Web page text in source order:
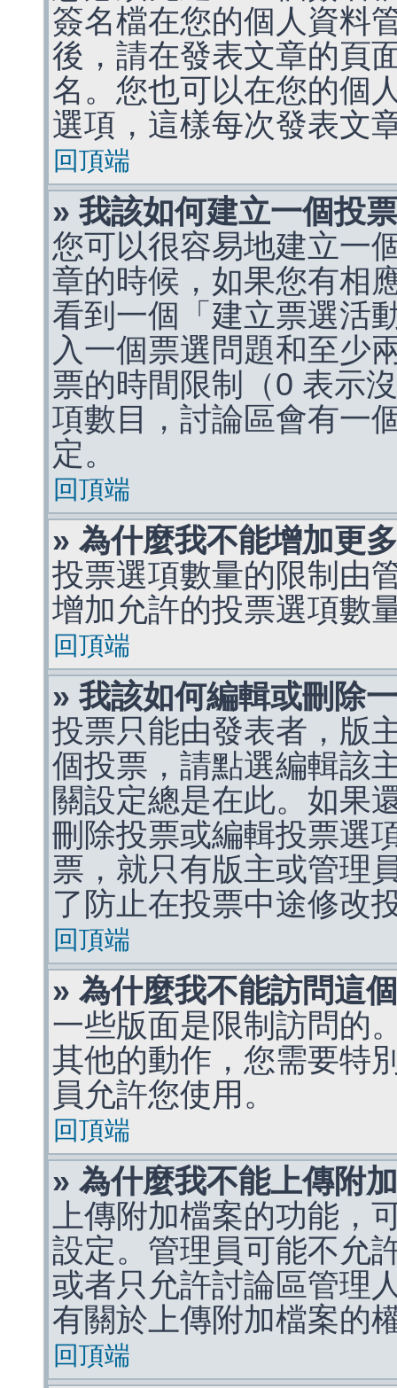
簽名檔在您的個人資料
後，請在發表文章的頁
名。您也可以在您的個
選項，這樣每次發表文
回頂端
» 我該如何建立一個投
您可以很容易地建立一
章的時候，如果您有相
看到一個「建立票選活
入一個票選問題和至少
票的時間限制（0 表示
項數目，討論區會有一
定。
回頂端
» 為什麼我不能增加更
投票選項數量的限制由
增加允許的投票選項數
回頂端
» 我該如何編輯或刪除
投票只能由發表者，版
個投票，請點選編輯該
關設定總是在此。如果
刪除投票或編輯投票選
票，就只有版主或管理
了防止在投票中途修改
回頂端
» 為什麼我不能訪問這
一些版面是限制訪問的
其他的動作，您需要特
員允許您使用。
回頂端
» 為什麼我不能上傳附
上傳附加檔案的功能，
設定。管理員可能不允
或者只允許討論區管理
有關於上傳附加檔案的
回頂端